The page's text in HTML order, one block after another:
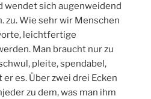
wendet sich augenweidend
zu. Wie sehr wir Menschen
leichtfertige
Man braucht nur zu
pleite, spendabel,
es. Über zwei drei Ecken
zu dem, was man ihm